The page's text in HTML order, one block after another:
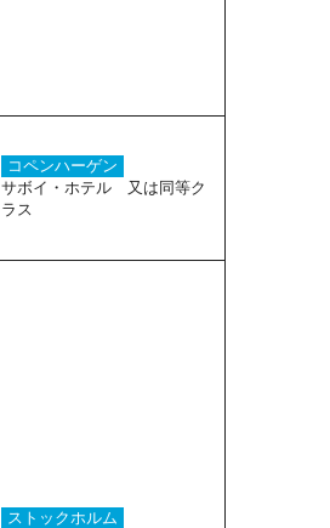
コペンハーゲン
サボイ・ホテル 又は同等ク
ラス
ストックホルム